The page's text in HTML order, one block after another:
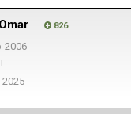
826
2006
2025